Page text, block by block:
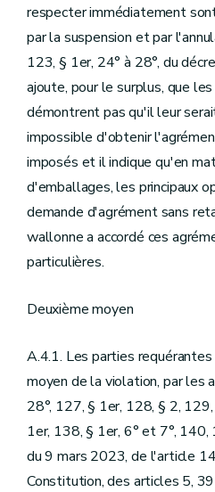
respecter immédiatement
par la suspension et par
123, § 1er, 24° à 28°, du
ajoute, pour le surplus, que
démontrent pas qu'il leur
impossible d'obtenir
imposés et il indique qu'en
d'emballages, les principaux
demande d'agrément sans
wallonne a accordé ces
particulières.
Deuxième moyen
A.4.1. Les parties
moyen de la violation, par les
28°, 127, § 1er, 128, § 2,
1er, 138, § 1er, 6° et 7°,
du 9 mars 2023, de l'article
Constitution, des articles 5,